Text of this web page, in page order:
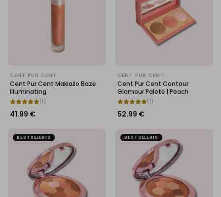
CENT PUR CENT
Cent Pur Cent Makiažo Bazė
Illuminating
(1 )
41.99 €
CENT PUR CENT
Cent Pur Cent Contour
Glamour Paletė | Peach
(1 )
52.99 €
BESTSELERIS BESTSELERIS